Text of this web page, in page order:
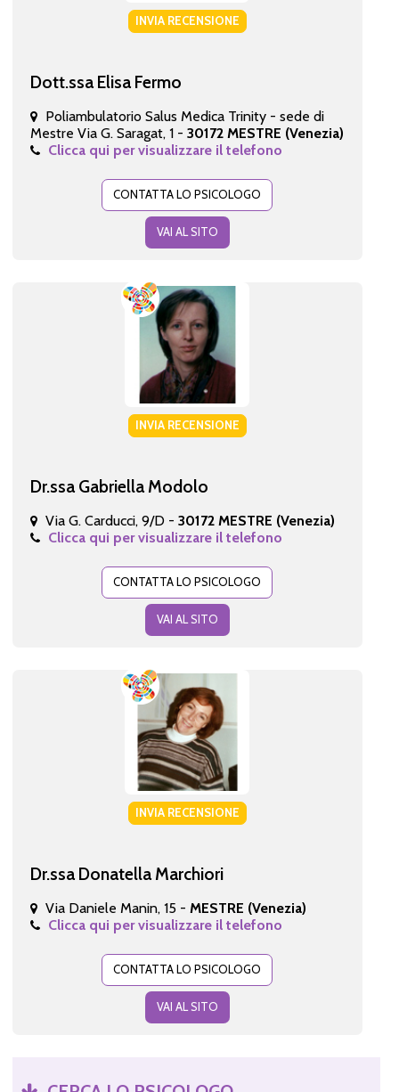
INVIA RECENSIONE
Dott.ssa Elisa Fermo
Poliambulatorio Salus Medica Trinity - sede di
Mestre Via G. Saragat, 1 - 30172 MESTRE (Venezia)
Clicca qui per visualizzare il telefono
CONTATTA LO PSICOLOGO
VAI AL SITO
INVIA RECENSIONE
Dr.ssa Gabriella Modolo
Via G. Carducci, 9/D - 30172 MESTRE (Venezia)
Clicca qui per visualizzare il telefono
CONTATTA LO PSICOLOGO
VAI AL SITO
INVIA RECENSIONE
Dr.ssa Donatella Marchiori
Via Daniele Manin, 15 - MESTRE (Venezia)
Clicca qui per visualizzare il telefono
CONTATTA LO PSICOLOGO
VAI AL SITO